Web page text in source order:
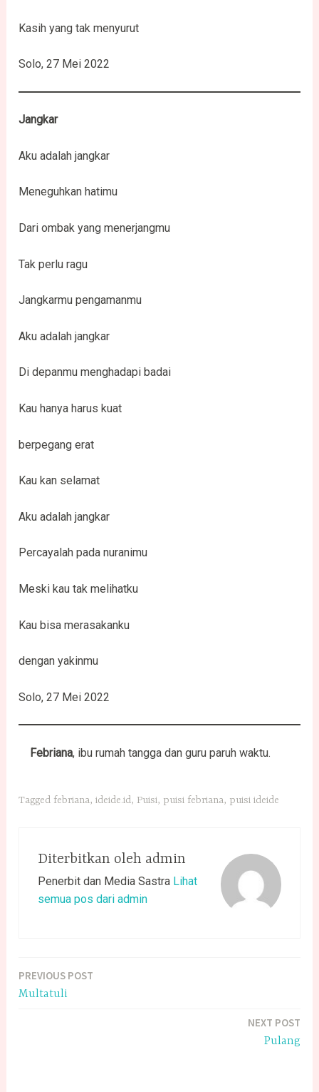
Kasih yang tak menyurut
Solo, 27 Mei 2022
Jangkar
Aku adalah jangkar
Meneguhkan hatimu
Dari ombak yang menerjangmu
Tak perlu ragu
Jangkarmu pengamanmu
Aku adalah jangkar
Di depanmu menghadapi badai
Kau hanya harus kuat
berpegang erat
Kau kan selamat
Aku adalah jangkar
Percayalah pada nuranimu
Meski kau tak melihatku
Kau bisa merasakanku
dengan yakinmu
Solo, 27 Mei 2022
Febriana, ibu rumah tangga dan guru paruh waktu.
Tagged febriana,ideide.id, Puisi, puisi febriana, puisi ideide
Diterbitkan oleh admin
Penerbit dan Media Sastra Lihat
semua pos dari admin
Navigasi
PREVIOUS POST
Multatuli
NEXT POST
Pulang